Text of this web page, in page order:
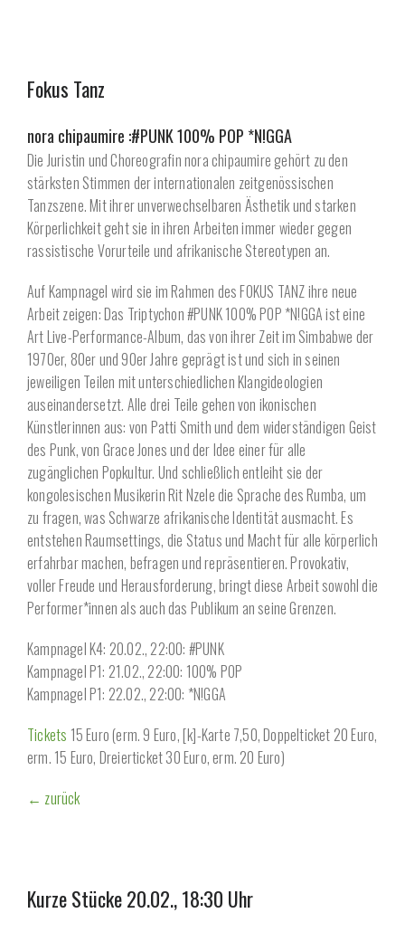
Fokus Tanz
nora chipaumire :#PUNK 100% POP *N!GGA
Die Juristin und Choreografin nora chipaumire gehört zu den
stärksten Stimmen der internationalen zeitgenössischen
Tanzszene. Mit ihrer unverwechselbaren Ästhetik und starken
Körperlichkeit geht sie in ihren Arbeiten immer wieder gegen
rassistische Vorurteile und afrikanische Stereotypen an.
Auf Kampnagel wird sie im Rahmen des FOKUS TANZ ihre neue
Arbeit zeigen: Das Triptychon #PUNK 100% POP *N!GGA ist eine
Art Live-Performance-Album, das von ihrer Zeit im Simbabwe der
1970er, 80er und 90er Jahre geprägt ist und sich in seinen
jeweiligen Teilen mit unterschiedlichen Klangideologien
auseinandersetzt. Alle drei Teile gehen von ikonischen
Künstlerinnen aus: von Patti Smith und dem widerständigen Geist
des Punk, von Grace Jones und der Idee einer für alle
zugänglichen Popkultur. Und schließlich entleiht sie der
kongolesischen Musikerin Rit Nzele die Sprache des Rumba, um
zu fragen, was Schwarze afrikanische Identität ausmacht. Es
entstehen Raumsettings, die Status und Macht für alle körperlich
erfahrbar machen, befragen und repräsentieren. Provokativ,
voller Freude und Herausforderung, bringt diese Arbeit sowohl die
Performer*innen als auch das Publikum an seine Grenzen.
Kampnagel K4: 20.02., 22:00: #PUNK
Kampnagel P1: 21.02., 22:00: 100% POP
Kampnagel P1: 22.02., 22:00: *N!GGA
Tickets 15 Euro (erm. 9 Euro, [k]-Karte 7,50, Doppelticket 20 Euro,
erm. 15 Euro, Dreierticket 30 Euro, erm. 20 Euro)
← zurück
Kurze Stücke 20.02., 18:30 Uhr